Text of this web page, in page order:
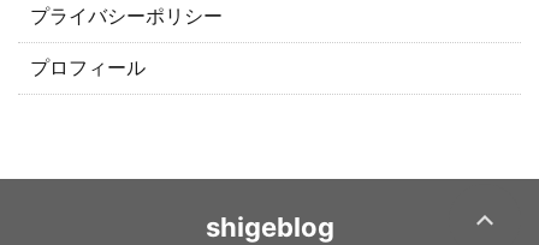
プライバシーポリシー
プロフィール
shigeblog